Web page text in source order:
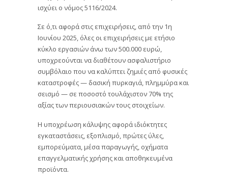
ισχύει ο νόμος 5116/2024.
Σε ό,τι αφορά στις επιχειρήσεις, από την 1η
Ιουνίου 2025, όλες οι επιχειρήσεις με ετήσιο
κύκλο εργασιών άνω των 500.000 ευρώ,
υποχρεούνται να διαθέτουν ασφαλιστήριο
συμβόλαιο που να καλύπτει ζημιές από φυσικές
καταστροφές — δασική πυρκαγιά, πλημμύρα και
σεισμό — σε ποσοστό τουλάχιστον 70% της
αξίας των περιουσιακών τους στοιχείων.
Η υποχρέωση κάλυψης αφορά ιδιόκτητες
εγκαταστάσεις, εξοπλισμό, πρώτες ύλες,
εμπορεύματα, μέσα παραγωγής, οχήματα
επαγγελματικής χρήσης και αποθηκευμένα
προϊόντα.